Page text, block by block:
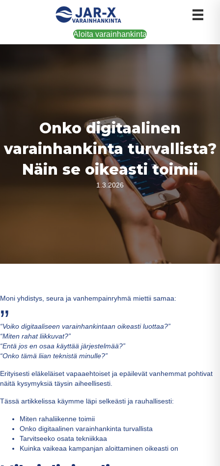
Aloita varainhankinta
Onko digitaalinen
varainhankinta turvallista?
Näin se oikeasti toimii
1.3.2026
Moni yhdistys, seura ja vanhempainryhmä miettii samaa:
“Voiko digitaaliseen varainhankintaan oikeasti luottaa?”
“Miten rahat liikkuvat?”
“Entä jos en osaa käyttää järjestelmää?”
“Onko tämä liian teknistä minulle?”
Erityisesti eläkeläiset vapaaehtoiset ja epäilevät vanhemmat pohtivat
näitä kysymyksiä täysin aiheellisesti.
Tässä artikkelissa käymme läpi selkeästi ja rauhallisesti:
Miten rahaliikenne toimii
Onko digitaalinen varainhankinta turvallista
Tarvitseeko osata tekniikkaa
Kuinka vaikeaa kampanjan aloittaminen oikeasti on